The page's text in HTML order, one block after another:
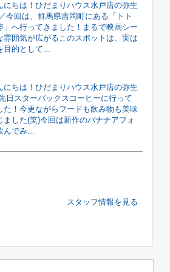
にちは！ひだまりハウス水戸店の弥生
今回は、群馬県吉岡町にある「トト
」へ行ってきました！まるで映画シー
雰囲気が広がるこのスポットは、実は
目的として...
にちは！ひだまりハウス水戸店の弥生
日スターバックスコーヒーに行って
た！今更ながらフードも飲み物も美味
ました(笑)今回は新作のバナナアフォ
んでみ...
スタッフ情報を見る